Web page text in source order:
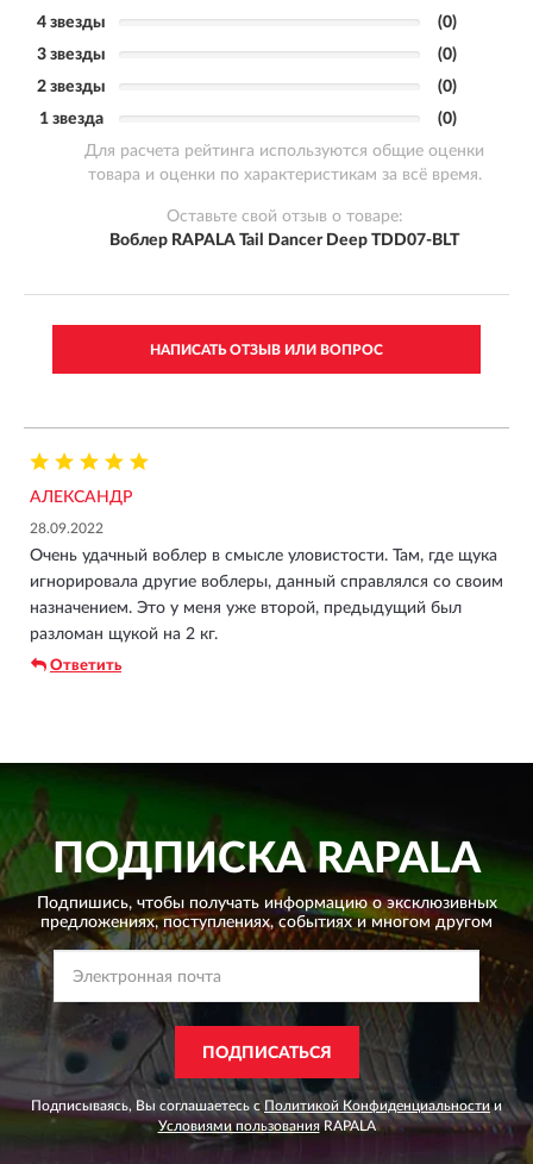
4 звезды
(0)
3 звезды
(0)
2 звезды
(0)
1 звезда
(0)
Для расчета рейтинга используются общие оценки
товара и оценки по характеристикам за всё время.
Оставьте свой отзыв о товаре:
Воблер RAPALA Tail Dancer Deep TDD07-BLT
НАПИСАТЬ ОТЗЫВ ИЛИ ВОПРОС
АЛЕКСАНДР
28.09.2022
Очень удачный воблер в смысле уловистости. Там, где щука
игнорировала другие воблеры, данный справлялся со своим
назначением. Это у меня уже второй, предыдущий был
разломан щукой на 2 кг.
Ответить
ПОДПИСКАRAPALA
Подпишись, чтобы получать информацию о эксклюзивных
предложениях,поступлениях, событиях и многом другом
ПОДПИСАТЬСЯ
Подписываясь, Вы соглашаетесь сПолитикой Конфиденциальности и
Условиями пользованияRAPALA